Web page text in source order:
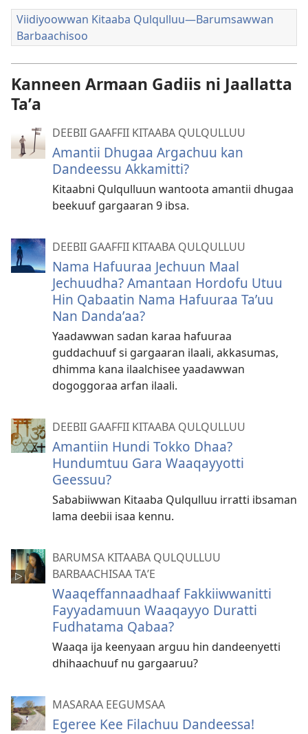
Viidiyoowwan Kitaaba Qulqulluu—Barumsawwan
Barbaachisoo
Kanneen Armaan Gadiis ni Jaallatta
Taʼa
DEEBII GAAFFII KITAABA QULQULLUU
Amantii Dhugaa Argachuu kan
Dandeessu Akkamitti?
Kitaabni Qulqulluun wantoota amantii dhugaa
beekuuf gargaaran 9 ibsa.
DEEBII GAAFFII KITAABA QULQULLUU
Nama Hafuuraa Jechuun Maal
Jechuudha? Amantaan Hordofu Utuu
Hin Qabaatin Nama Hafuuraa Taʼuu
Nan Dandaʼaa?
Yaadawwan sadan karaa hafuuraa
guddachuuf si gargaaran ilaali, akkasumas,
dhimma kana ilaalchisee yaadawwan
dogoggoraa arfan ilaali.
DEEBII GAAFFII KITAABA QULQULLUU
Amantiin Hundi Tokko Dhaa?
Hundumtuu Gara Waaqayyotti
Geessuu?
Sababiiwwan Kitaaba Qulqulluu irratti ibsaman
lama deebii isaa kennu.
BARUMSA KITAABA QULQULLUU
BARBAACHISAA TAʼE
Waaqeffannaadhaaf Fakkiiwwanitti
Fayyadamuun Waaqayyo Duratti
Fudhatama Qabaa?
Waaqa ija keenyaan arguu hin dandeenyetti
dhihaachuuf nu gargaaruu?
MASARAA EEGUMSAA
Egeree Kee Filachuu Dandeessa!